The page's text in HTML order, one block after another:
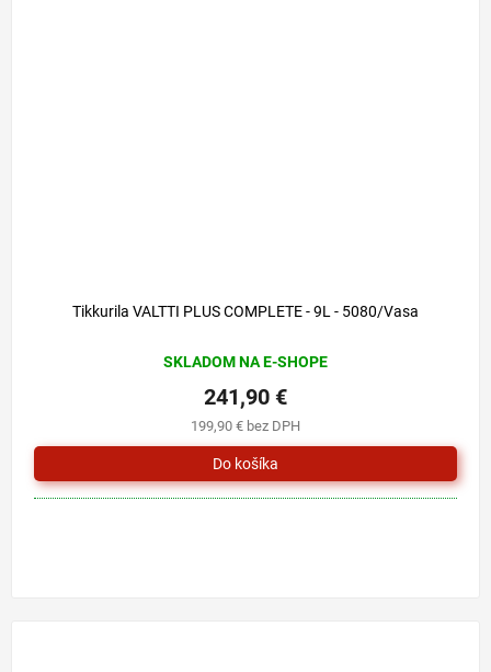
Tikkurila VALTTI PLUS COMPLETE - 9L - 5080/Vasa
SKLADOM NA E-SHOPE
199,90 € bez DPH
241,90 €